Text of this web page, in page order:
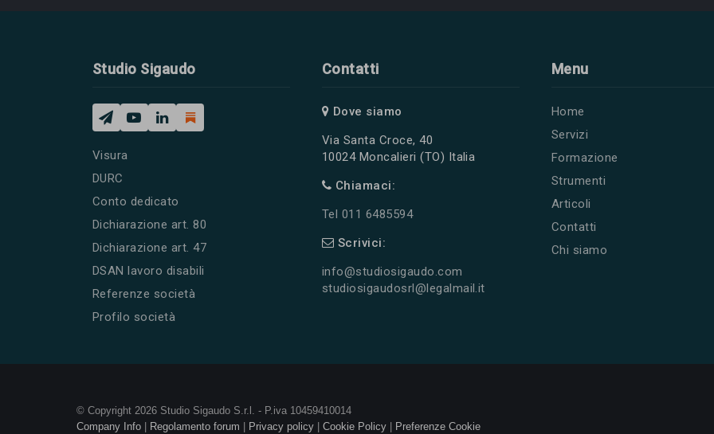
Studio Sigaudo
Visura
DURC
Conto dedicato
Dichiarazione art. 80
Dichiarazione art. 47
DSAN lavoro disabili
Referenze società
Profilo società
Contatti
Dove siamo
Via Santa Croce, 40
10024 Moncalieri (TO) Italia
Chiamaci:
Tel 011 6485594
Scrivici:
info@studiosigaudo.com
studiosigaudosrl@legalmail.it
Menu
Home
Servizi
Formazione
Strumenti
Articoli
Contatti
Chi siamo
© Copyright 2026 Studio Sigaudo S.r.l. - P.iva 10459410014
Company Info
Regolamento forum Privacy policy Cookie Policy Preferenze Cookie